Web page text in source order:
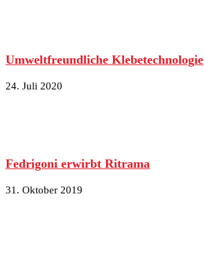
Umweltfreundliche Klebetechnologie
24. Juli 2020
Fedrigoni erwirbt Ritrama
31. Oktober 2019